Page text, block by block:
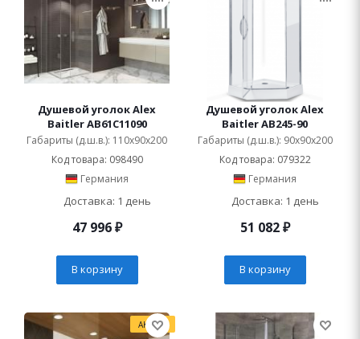
Душевой уголок Alex
Baitler AB61C11090
Габариты (д.ш.в.): 110x90x200
Код товара: 098490
Германия
Доставка: 1 день
47 996₽
В корзину
Душевой уголок Alex
Baitler AB245-90
Габариты (д.ш.в.): 90x90x200
Код товара: 079322
Германия
Доставка: 1 день
51 082₽
В корзину
АКЦИЯ